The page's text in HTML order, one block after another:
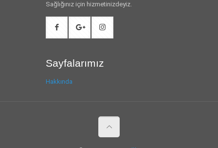
Sağlığınız için hizmetinizdeyiz.
Sayfalarımız
Hakkında